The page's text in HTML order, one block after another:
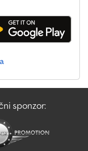
sponzor: